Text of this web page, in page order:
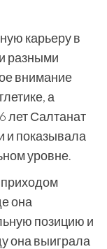
карьеру в
разными
внимание
а
лет Салтанат
и показывала
уровне.
приходом
она
позицию и
она выиграла